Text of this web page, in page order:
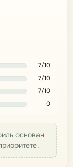
7/10
7/10
7/10
0
основан